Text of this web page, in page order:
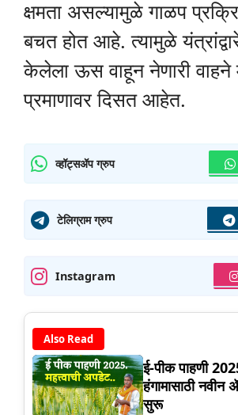
क्षमता असल्यामुळे गाळप
बचत होत आहे. त्यामुळे
केलेला ऊस वाहून नेणारी वाहने
प्रमाणावर दिसत आहेत.
व्हॉट्सॲप ग्रुप
टेलिग्राम ग्रुप
Instagram
Also Read
ई-पीक पाहणी
हंगामासाठी नवीन
सुरू